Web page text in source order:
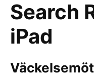
Search
iPad